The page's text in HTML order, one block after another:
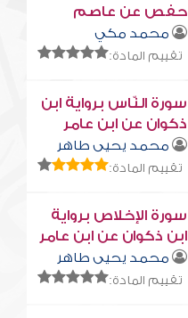
حفص عن عاصم
محمد مكي
تقييم المادة:
سورة النّاس برواية ابن
ذكوان عن ابن عامر
محمد يحيى طاهر
تقييم المادة:
سورة الإخلاص برواية
ابن ذكوان عن ابن عامر
محمد يحيى طاهر
تقييم المادة: